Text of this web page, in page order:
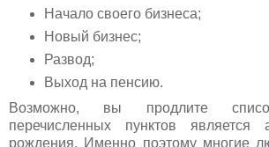
Начало своего бизнеса;
Новый бизнес;
Развод;
Выход на пенсию.
Возможно, вы продлите
перечисленных пунктов является
рождения. Именно поэтому многие